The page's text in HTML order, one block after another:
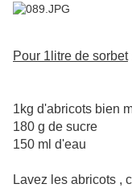
Pour 1litre de sorbet
1kg d'abricots bien
180 g de sucre
150 ml d'eau
Lavez les abricots ,